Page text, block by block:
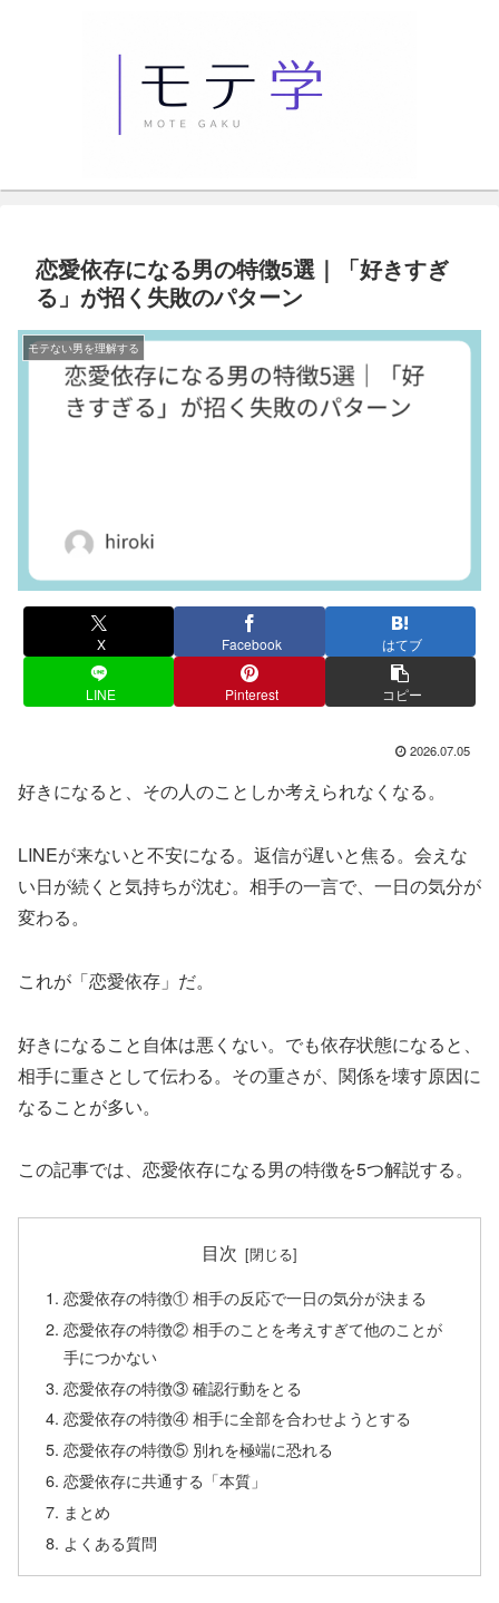
恋愛依存になる男の特徴5選｜「好きすぎ
る」が招く失敗のパターン
モテない男を理解する
X Facebook はてブ
LINE Pinterest コピー
2026.07.05
好きになると、その人のことしか考えられなくなる。
LINEが来ないと不安になる。返信が遅いと焦る。会えな
い日が続くと気持ちが沈む。相手の一言で、一日の気分が
変わる。
これが「恋愛依存」だ。
好きになること自体は悪くない。でも依存状態になると、
相手に重さとして伝わる。その重さが、関係を壊す原因に
なることが多い。
この記事では、恋愛依存になる男の特徴を5つ解説する。
目次
恋愛依存の特徴① 相手の反応で一日の気分が決まる
恋愛依存の特徴② 相手のことを考えすぎて他のことが
手につかない
恋愛依存の特徴③ 確認行動をとる
恋愛依存の特徴④ 相手に全部を合わせようとする
恋愛依存の特徴⑤ 別れを極端に恐れる
恋愛依存に共通する「本質」
まとめ
よくある質問